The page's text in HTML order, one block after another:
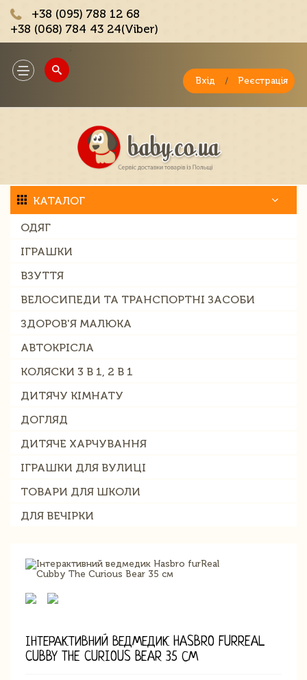
+38 (095) 788 12 68
+38 (068) 784 43 24(Viber)
Toggle
navigation
Вхід / Реєстрація
КАТАЛОГ
ОДЯГ
ІГРАШКИ
ВЗУТТЯ
ВЕЛОСИПЕДИ ТА ТРАНСПОРТНІ ЗАСОБИ
ЗДОРОВ'Я МАЛЮКА
АВТОКРІСЛА
КОЛЯСКИ 3 В 1, 2 В 1
ДИТЯЧУ КІМНАТУ
ДОГЛЯД
ДИТЯЧЕ ХАРЧУВАННЯ
ІГРАШКИ ДЛЯ ВУЛИЦІ
ТОВАРИ ДЛЯ ШКОЛИ
ДЛЯ ВЕЧІРКИ
ІНТЕРАКТИВНИЙ ВЕДМЕДИК HASBRO FURREAL
CUBBY THE CURIOUS BEAR 35 СМ